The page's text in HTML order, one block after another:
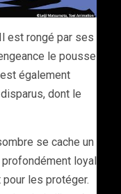
est rongé par ses
le pousse
également
dont le
se cache un
loyal
les protéger.